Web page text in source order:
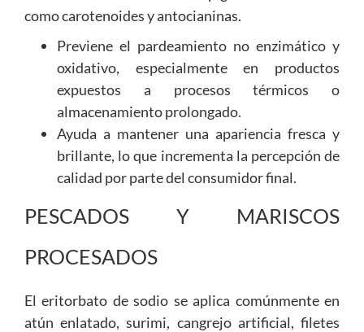
como carotenoides y antocianinas.
Previene el pardeamiento no enzimático y
oxidativo, especialmente en productos
expuestos a procesos térmicos o
almacenamiento prolongado.
Ayuda a mantener una apariencia fresca y
brillante, lo que incrementa la percepción de
calidad por parte del consumidor final.
PESCADOS Y MARISCOS
PROCESADOS
El eritorbato de sodio se aplica comúnmente en
atún enlatado, surimi, cangrejo artificial, filetes